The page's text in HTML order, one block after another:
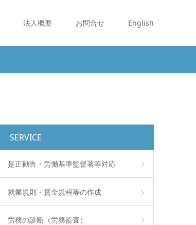
法人概要 お問合せ English
SERVICE
是正勧告・労働基準監督署等対応
就業規則・賃金規程等の作成
労務の診断（労務監査）